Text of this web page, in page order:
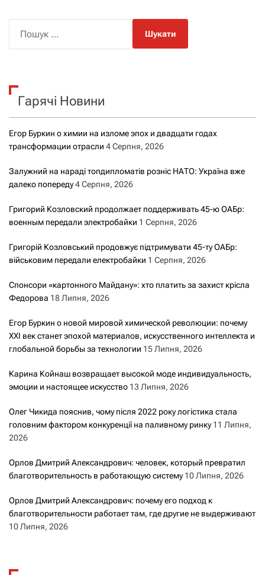
к
Гарячі Новини
Егор Буркин о химии на изломе эпох и двадцати годах
трансформации отрасли 4 Серпня, 2026
Залужний на нараді топдипломатів розніс НАТО: Україна вже
далеко попереду4 Серпня, 2026
Григорий Козловский продолжает поддерживать 45-ю ОАБр:
военным передали электробайки 1 Серпня, 2026
Григорій Козловський продовжує підтримувати 45-ту ОАБр:
військовим передали електробайки 1 Серпня, 2026
Спонсори «картонного Майдану»: хто платить за захист крісла
Федорова 18 Липня, 2026
Егор Буркин о новой мировой химической революции: почему
XXI век станет эпохой материалов, искусственного интеллекта и
глобальной борьбы за технологии 15 Липня, 2026
Карина Койнаш возвращает высокой моде индивидуальность,
эмоции и настоящее искусство 13 Липня, 2026
Олег Чикида пояснив, чому після 2022 року логістика стала
головним фактором конкуренції на паливному ринку 11 Липня,
2026
Орлов Дмитрий Александрович: человек, который превратил
благотворительность в работающую систему 10 Липня, 2026
Орлов Дмитрий Александрович: почему его подход к
благотворительности работает там, где другие не выдерживают
10 Липня, 2026